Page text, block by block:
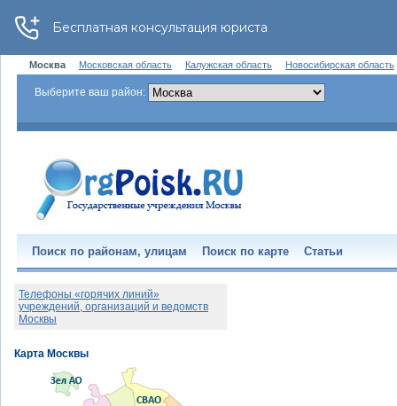
Москва Московская область Калужская область Новосибирская область
Выберите ваш район:
Поиск по районам, улицам Поиск по карте Статьи
Телефоны «горячих линий»
учреждений, организаций и ведомств
Москвы